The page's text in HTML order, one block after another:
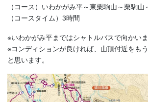
（コース）いわかがみ平～東栗駒山～栗駒山
（コースタイム）3時間
※いわかがみ平まではシャトルバスで向かいま
※コンディションが良ければ、山頂付近をも
と思います。